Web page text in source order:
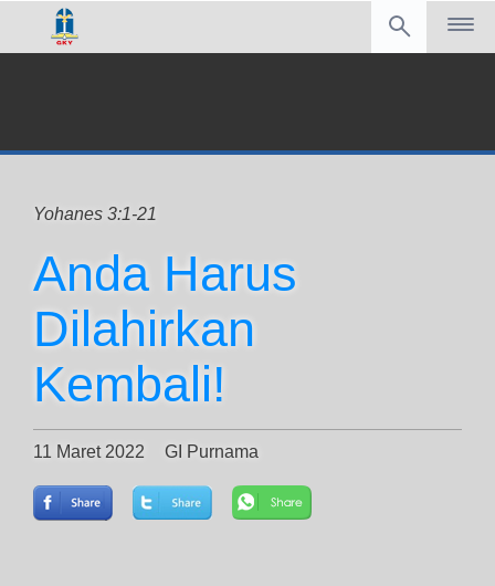
Yohanes 3:1-21
Anda Harus
Dilahirkan
Kembali!
11 Maret 2022 GI Purnama